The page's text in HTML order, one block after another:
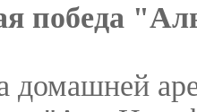
победа
домашней